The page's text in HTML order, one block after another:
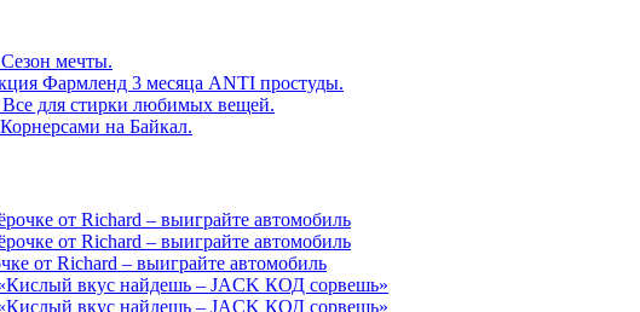
мечты.
Фармленд 3 месяца ANTI простуды.
для стирки любимых вещей.
на Байкал.
от Richard – выиграйте автомобиль
от Richard – выиграйте автомобиль
от Richard – выиграйте автомобиль
вкус найдешь – JACK КОД сорвешь»
вкус найдешь – JACK КОД сорвешь»